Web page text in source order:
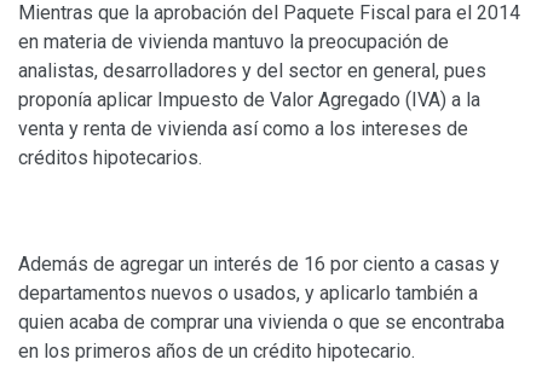
Mientras que la aprobación del Paquete Fiscal para el 2014
en materia de vivienda mantuvo la preocupación de
analistas, desarrolladores y del sector en general, pues
proponía aplicar Impuesto de Valor Agregado (IVA) a la
venta y renta de vivienda así como a los intereses de
créditos hipotecarios.
Además de agregar un interés de 16 por ciento a casas y
departamentos nuevos o usados, y aplicarlo también a
quien acaba de comprar una vivienda o que se encontraba
en los primeros años de un crédito hipotecario.